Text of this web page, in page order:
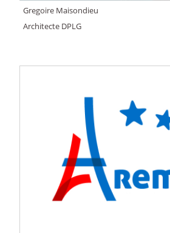
Gregoire Maisondieu
Architecte DPLG